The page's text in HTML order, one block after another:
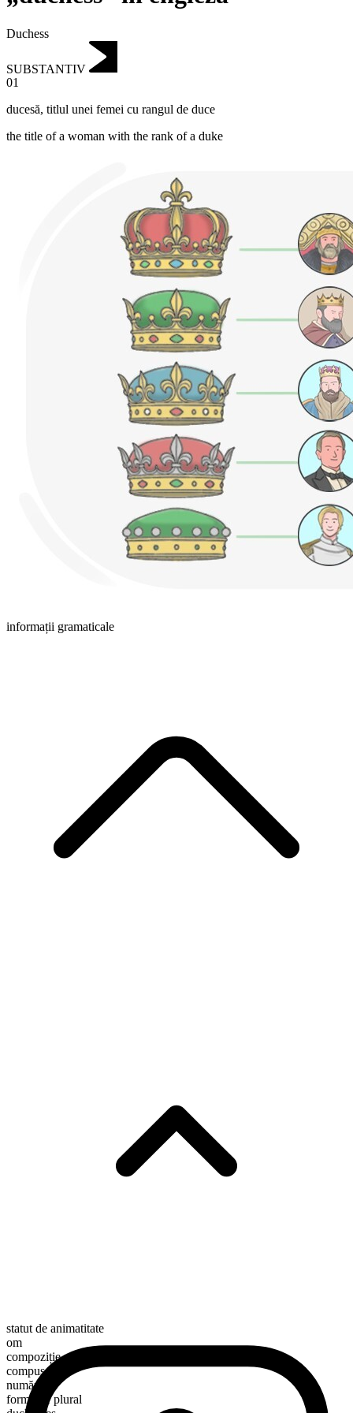
Duchess
SUBSTANTIV
01
ducesă, titlul unei femei cu rangul de duce
the title of a woman with the rank of a duke
informații gramaticale
statut de animatitate
om
compoziție morfologică
compus
numărabil
formă de plural